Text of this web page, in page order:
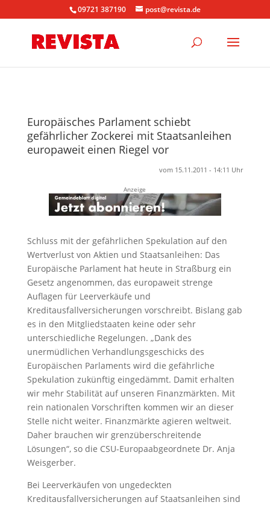
09721 387190 post@revista.de
Europäisches Parlament schiebt
gefährlicher Zockerei mit Staatsanleihen
europaweit einen Riegel vor
vom 15.11.2011 - 14:11 Uhr
Anzeige
Schluss mit der gefährlichen Spekulation auf den
Wertverlust von Aktien und Staatsanleihen: Das
Europäische Parlament hat heute in Straßburg ein
Gesetz angenommen, das europaweit strenge
Auflagen für Leerverkäufe und
Kreditausfallversicherungen vorschreibt. Bislang gab
es in den Mitgliedstaaten keine oder sehr
unterschiedliche Regelungen. „Dank des
unermüdlichen Verhandlungsgeschicks des
Europäischen Parlaments wird die gefährliche
Spekulation zukünftig eingedämmt. Damit erhalten
wir mehr Stabilität auf unseren Finanzmärkten. Mit
rein nationalen Vorschriften kommen wir an dieser
Stelle nicht weiter. Finanzmärkte agieren weltweit.
Daher brauchen wir grenzüberschreitende
Lösungen“, so die CSU-Europaabgeordnete Dr. Anja
Weisgerber.
Bei Leerverkäufen von ungedeckten
Kreditausfallversicherungen auf Staatsanleihen sind